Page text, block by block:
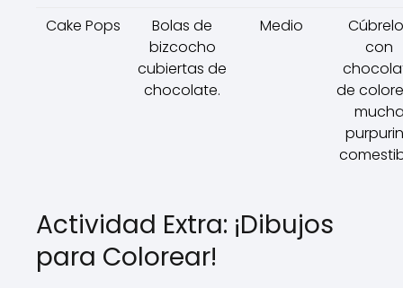
Cake Pops
Bolas de
bizcocho
cubiertas de
chocolate.
Medio
con
de
Actividad Extra: ¡Dibujos
para Colorear!